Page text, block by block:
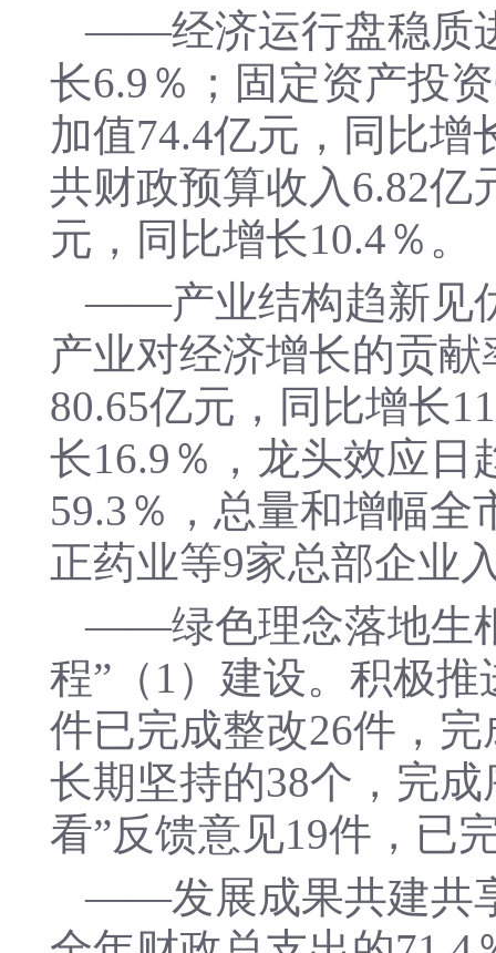
——经济运行盘稳质
长6.9％；固定资产投
加值74.4亿元，同比增
共财政预算收入6.82亿
元，同比增长10.4％。
——产业结构趋新见
产业对经济增长的贡
80.65亿元，同比增长
长16.9％，龙头效应日
59.3％，总量和增幅
正药业等9家总部企业
——绿色理念落地生
程”（1）建设。积极
件已完成整改26件，
长期坚持的38个，完
看”反馈意见19件，已
——发展成果共建共